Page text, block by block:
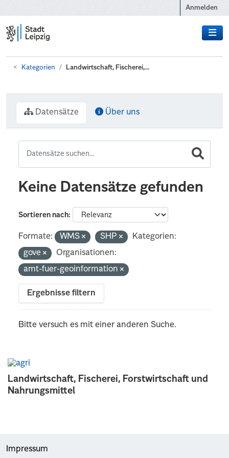
Anmelden
Kategorien Landwirtschaft, Fischerei,...
Landwirtschaft, Fischerei, Forstwirtschaft und
Nahrungsmittel
Datensätze Über uns
Keine Datensätze gefunden
Sortieren nach
Formate: WMS SHP
Kategorien:
gove
Organisationen:
amt-fuer-geoinformation
Ergebnisse filtern
Bitte versuch es mit einer anderen Suche.
Impressum